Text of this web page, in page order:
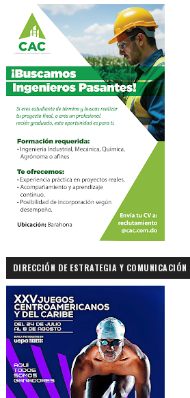
DIRECCIÓN DE ESTRATEGIA Y COMUNICACIÓN